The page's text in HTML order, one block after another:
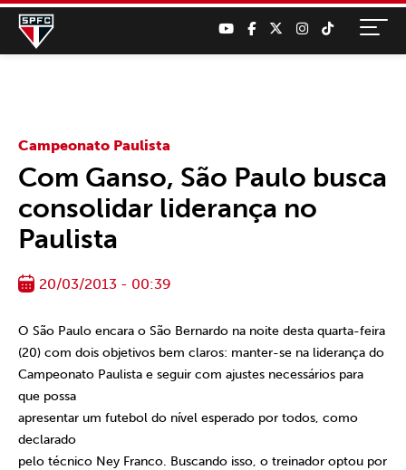
Campeonato Paulista
Com Ganso, São Paulo busca
consolidar liderança no
Paulista
20/03/2013 - 00:39
O São Paulo encara o São Bernardo na noite desta quarta-feira
(20) com dois objetivos bem claros: manter-se na liderança do
Campeonato Paulista e seguir com ajustes necessários para
que possa
apresentar um futebol do nível esperado por todos, como
declarado
pelo técnico Ney Franco. Buscando isso, o treinador optou por